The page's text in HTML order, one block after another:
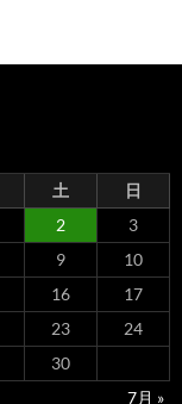
土
日
2
3
9
10
16
17
23
24
30
7月 »